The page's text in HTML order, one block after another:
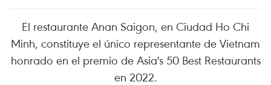
El restaurante Anan Saigon, en Ciudad Ho Chi
Minh, constituye el único representante de Vietnam
honrado en el premio de Asia's 50 Best Restaurants
en 2022.